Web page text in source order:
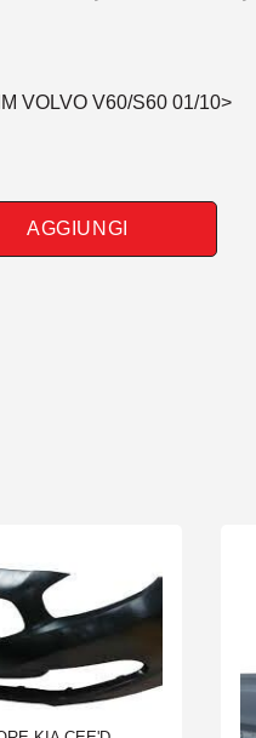
VOLVO V60/S60 01/10>
AGGIUNGI